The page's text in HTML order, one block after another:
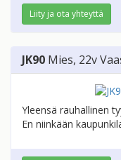
Liity ja ota yhteyttä
JK90 Mies, 22v
Yleensä rauhallinen
En niinkään